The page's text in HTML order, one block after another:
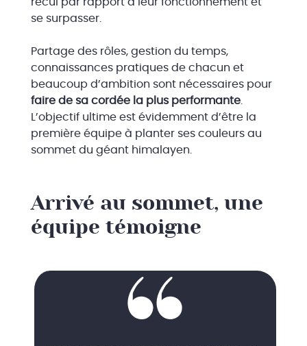
se surpasser.
Partage des rôles, gestion du temps,
connaissances pratiques de chacun et
beaucoup d’ambition sont nécessaires pour
faire de sa cordée la plus performante.
L’objectif ultime est évidemment d’être la
première équipe à planter ses couleurs au
sommet du géant himalayen.
Arrivé au sommet, une
équipe témoigne